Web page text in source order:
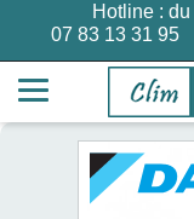
07 83 13 31 95
Hotline :